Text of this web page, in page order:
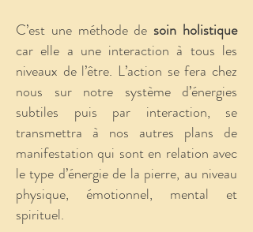
C’est une méthode de soin holistique
car elle a une interaction à tous les
niveaux de l’être. L’action se fera chez
nous sur notre système d’énergies
subtiles puis par interaction, se
transmettra à nos autres plans de
manifestation qui sont en relation avec
le type d’énergie de la pierre, au niveau
physique, émotionnel, mental et
spirituel.